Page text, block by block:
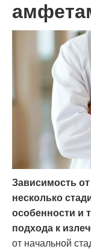
Зависимость
несколько
особенности и
подхода к
от начальной